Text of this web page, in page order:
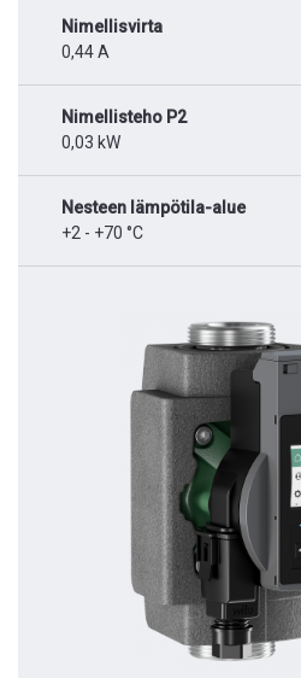
Nimellisvirta
0,44 A
Nimellisteho P2
0,03 kW
Nesteen lämpötila-alue
+2 - +70 °C